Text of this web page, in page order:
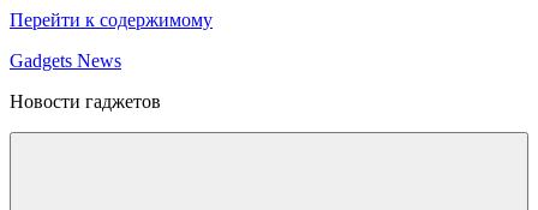
Перейти к содержимому
Gadgets News
Новости гаджетов